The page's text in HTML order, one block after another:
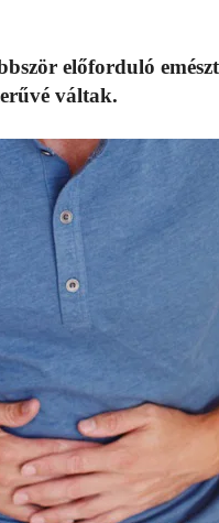
előforduló
váltak.